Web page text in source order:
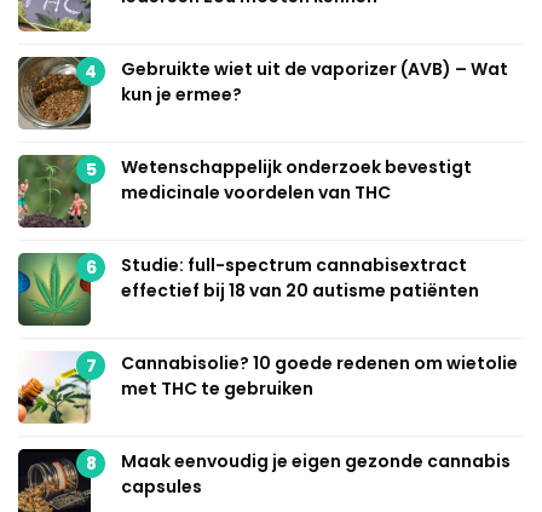
4
Gebruikte wiet uit de vaporizer (AVB) – Wat
kun je ermee?
5
Wetenschappelijk onderzoek bevestigt
medicinale voordelen van THC
6
Studie: full-spectrum cannabisextract
effectief bij 18 van 20 autisme patiënten
7
Cannabisolie? 10 goede redenen om wietolie
met THC te gebruiken
8
Maak eenvoudig je eigen gezonde cannabis
capsules